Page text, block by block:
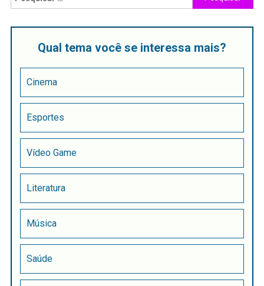
Qual tema você se interessa mais?
Cinema
Esportes
Vídeo Game
Literatura
Música
Saúde